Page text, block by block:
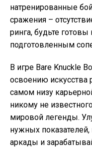
натренированные
сражения –
ринга, будьте
подготовленным
В игре Bare Knuckle
освоению искусства
самом низу
никому не
мировой легенды.
нужных
аркады и